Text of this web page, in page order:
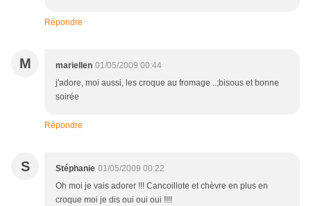
Répondre
M mariellen 01/05/2009 00:44
j'adore, moi aussi, les croque au fromage ..;bisous et bonne
soirée
Répondre
S Stéphanie 01/05/2009 00:22
Oh moi je vais adorer !!! Cancoillote et chèvre en plus en
croque moi je dis oui oui oui !!!!